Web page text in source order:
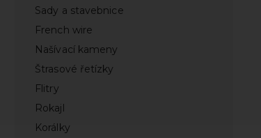
Sady a stavebnice
French wire
Našívací kameny
Štrasové řetízky
Flitry
Rokajl
Korálky